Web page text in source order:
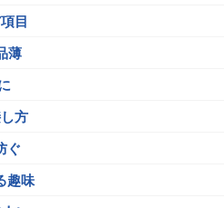
目
薄
方
ぐ
趣味